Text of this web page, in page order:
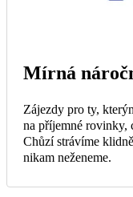
Mírná
Zájezdy pro ty,
na příjemné rovinky,
Chůzí strávíme
nikam neženeme.